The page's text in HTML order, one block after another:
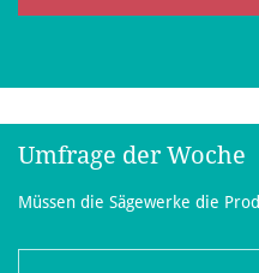
Umfrage der Woche
Müssen die Sägewerke die